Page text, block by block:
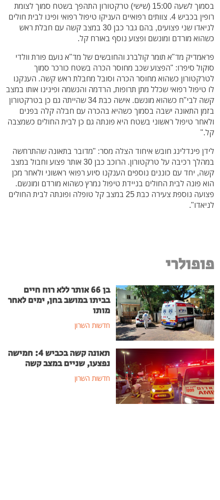
בסמוך לשעה 15:00 (שישי) טרקטורון התהפך בשטח סמוך לצומת
רופין בכביש 4. צוותים רפואיים העניקו טיפול רפואי ופינו לבית חולים
לניאדו שני פצועים, בהם גבר כבן 30 במצב קשה עם חבלת ראש
כשהוא מורדם ומונשם ופצוע נוסף באורח קל.
פראמדיק מד"א תומר קולברג והחובשים של מד"א נועם פורת וולדי
סוקול סיפרו: "הפצוע שכב מחוסר הכרה בשטח כורכר סמוך
לטרקטורון כשהוא מחוסר הכרה וסובל מחבלת ראש קשה. הענקנו
לו טיפול רפואי שכלל מתן תרופות, הרדמה והנשמה ופינינו אותו במצב
קשה לבי"ח כשהוא מונשם. אישה כבת 34 שהייתה גם כן בטרקטורון
בזמן התאונה ישבה בסמוך כשהיא בהכרה עם חבלה קלה בפנים
ולאחר טיפול ראשוני בשטח היא פונתה גם כן לבית החולים כשמצבה
קל."
לידן פינדלינג חובש איחוד הצלה מסר: "מדובר בתאונה שהתרחשה
במהלך רכיבה על טרקטורון. הרוכב כבן 30 אותר פצוע וחבול במצב
קשה, יחד עם כוננים נוספים הענקנו סיוע רפואי ראשוני ולאחר מכן
הוא פונה לבית החולים בניידת טיפול נמרץ כשהוא מורדם ומונשם.
פצועה נוספת צעירה כבת 25 במצב קל טופלה ופונתה לבית החולים
לניאדו".
פופולרי
בן 66 אותר ללא רוח חיים
בביתו במושב בחן, ימים לאחר
מותו
חדשות השרון
תאונה קשה בכביש 4: חמישה
נפצעו, שניים במצב קשה
חדשות השרון